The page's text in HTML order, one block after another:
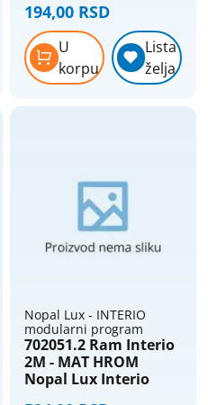
194,00 RSD
U
korpu
Lista
želja
Nopal Lux - INTERIO
modularni program
702051.2 Ram Interio
2M - MAT HROM
Nopal Lux Interio